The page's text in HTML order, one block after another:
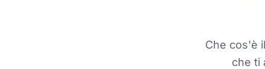
Che cos'è
che ti